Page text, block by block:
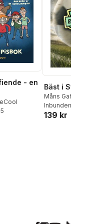
- en
Totalt antal röster:
Bäst i Sverige
Måns Gahrton
Inbunden
139 kr